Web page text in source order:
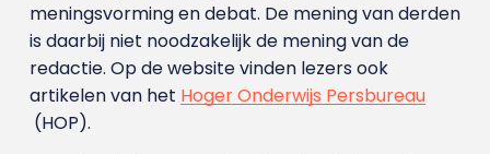
meningsvorming en debat. De mening van derden
is daarbij niet noodzakelijk de mening van de
redactie. Op de website vinden lezers ook
artikelen van het Hoger Onderwijs Persbureau
(HOP).